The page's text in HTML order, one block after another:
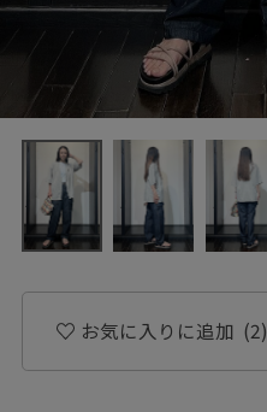
お気に入りに追加 (2)